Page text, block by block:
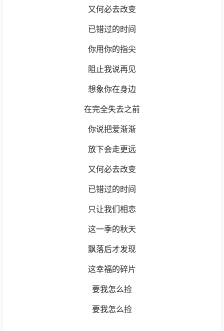
又何必去改变
已错过的时间
你用你的指尖
阻止我说再见
想象你在身边
在完全失去之前
你说把爱渐渐
放下会走更远
又何必去改变
已错过的时间
只让我们相恋
这一季的秋天
飘落后才发现
这幸福的碎片
要我怎么捡
要我怎么捡